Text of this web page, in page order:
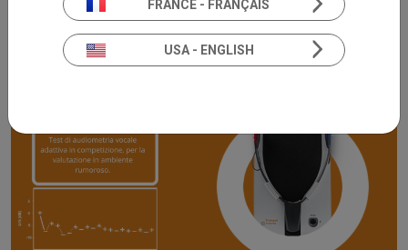
FRANCE - FRANÇAIS
USA - ENGLISH